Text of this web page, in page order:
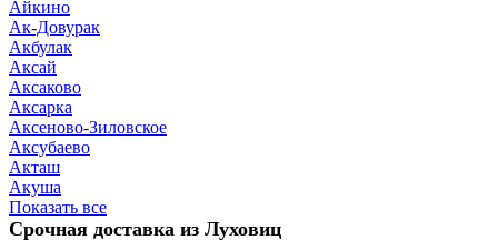
Айкино
Ак-Довурак
Акбулак
Аксай
Аксаково
Аксарка
Аксеново-Зиловское
Аксубаево
Акташ
Акуша
Показать все
Срочная доставка из Луховиц